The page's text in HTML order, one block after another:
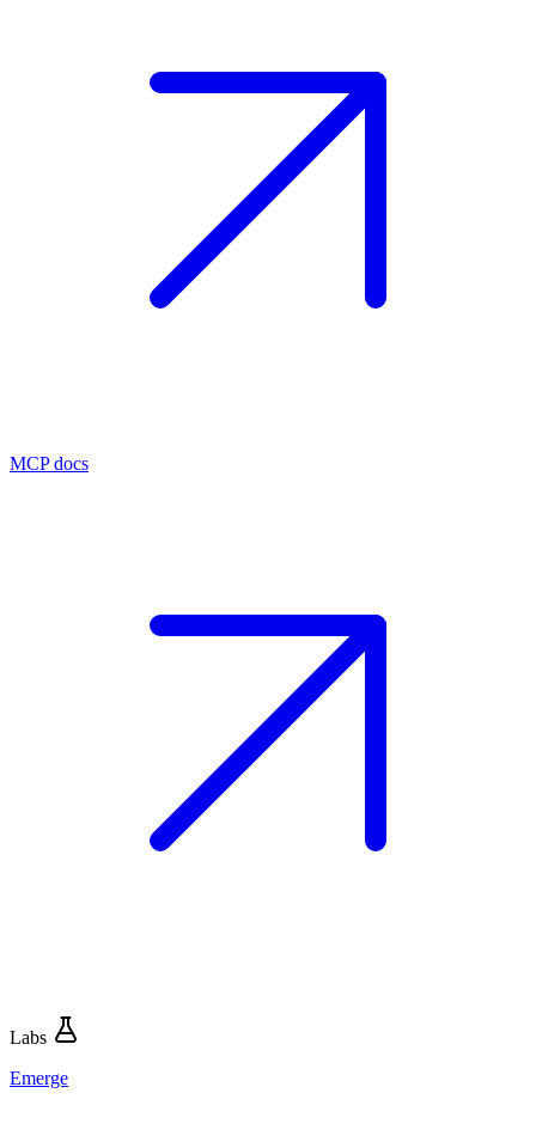
MCP docs
Labs
Emerge